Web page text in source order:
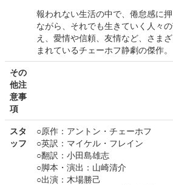
報われない生活の中で、倦怠感に
ながら、それでも生きていく人々
え、愛情や信頼、友情など、さま
まれているチェーホフ静劇の傑作。
その
他注
意事
項
スタ
ッフ
○原作：アントン・チェーホフ
○英訳：マイケル・フレイン
○翻訳：小田島雄志
○脚本・演出：山崎清介
○出演：木場勝己